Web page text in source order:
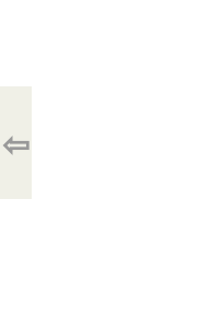
⇦